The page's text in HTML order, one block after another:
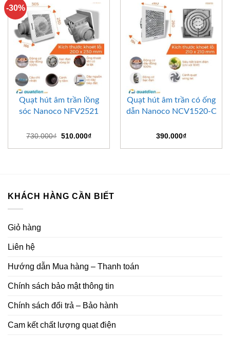
-30%
Quạt hút âm trần lồng
sóc Nanoco NFV2521
730.000₫ Giá
là:
510.000₫Giá
tại
Quạt hút âm trần có ống
dẫn Nanoco NCV1520-C
390.000₫
KHÁCH HÀNG CẦN BIẾT
Giỏ hàng
Liên hệ
Hướng dẫn Mua hàng – Thanh toán
Chính sách bảo mật thông tin
Chính sách đổi trả – Bảo hành
Cam kết chất lượng quạt điện